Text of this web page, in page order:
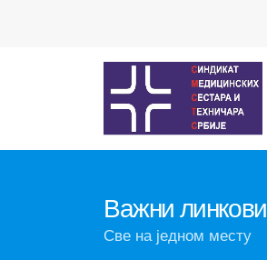
Важни линкови
Све на једном месту